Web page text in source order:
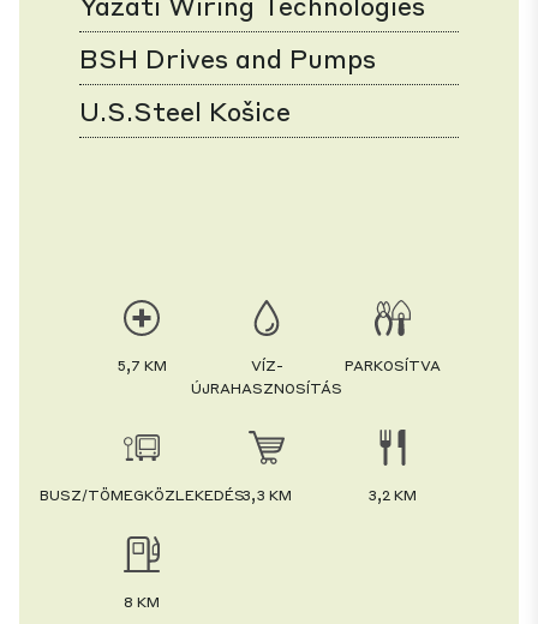
BSH Drives and Pumps
U.S.Steel Košice
5,7 KM
VÍZ-
ÚJRAHASZNOSÍTÁS
PARKOSÍTVA
BUSZ/TÖMEGKÖZLEKEDÉS3,3 KM 3,2 KM
8 KM